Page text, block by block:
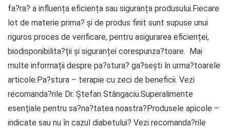
fa?ra? a influența eficiența sau siguranța produsului.Fiecare
lot de materie prima? și de produs finit sunt supuse unui
riguros proces de verificare, pentru asigurarea eficienței,
biodisponibilita?ții și siguranței corespunza?toare. Mai
multe informații despre pa?stura? ga?sești în urma?toarele
articole:Pa?stura – terapie cu zeci de beneficii. Vezi
recomanda?rile Dr. Ștefan Stângaciu.Superalimente
esenţiale pentru sa?na?tatea noastra?Produsele apicole –
indicate sau nu în cazul diabetului? Vezi recomanda?rile